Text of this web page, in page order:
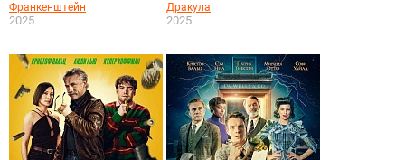
Франкенштейн
2025
Дракула
2025